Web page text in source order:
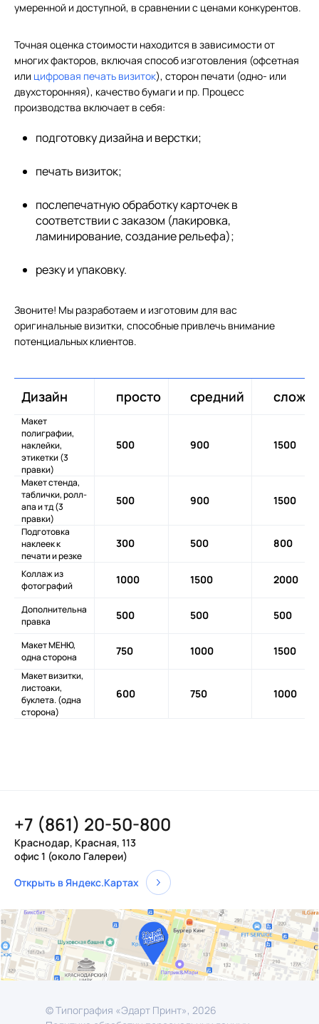
умеренной и доступной, в сравнении с ценами конкурентов.
Точная оценка стоимости находится в зависимости от
многих факторов, включая способ изготовления (офсетная
или цифровая печать визиток), сторон печати (одно- или
двухсторонняя), качество бумаги и пр. Процесс
производства включает в себя:
подготовку дизайна и верстки;
печать визиток;
послепечатную обработку карточек в
соответствии с заказом (лакировка,
ламинирование, создание рельефа);
резку и упаковку.
Звоните! Мы разработаем и изготовим для вас
оригинальные визитки, способные привлечь внимание
потенциальных клиентов.
Дизайн просто средний
Макет
полиграфии,
наклейки,
этикетки (3
правки)
500 900 1500
Макет стенда,
таблички, ролл-
апа и тд (3
правки)
500 900 1500
Подготовка
наклеек к
печати и резке
300 500 800
Коллаж из
фотографий
1000 1500 2000
Дополнительна
правка
500 500 500
Макет МЕНЮ,
одна сторона
750 1000 1500
Макет визитки,
листоаки,
буклета. (одна
сторона)
600 750 1000
+7 (861) 20-50-800
Краснодар, Красная, 113
офис 1 (около Галереи)
Открыть в Яндекс.Картах
© Типография «Эдарт Принт», 2026